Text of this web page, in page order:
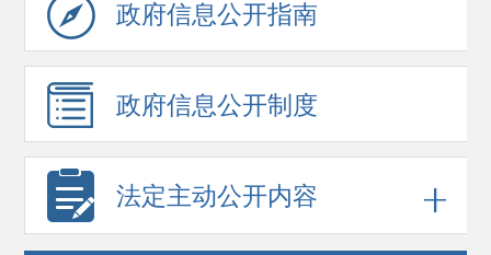
政府信息公开指南
政府信息公开制度
法定主动公开内容